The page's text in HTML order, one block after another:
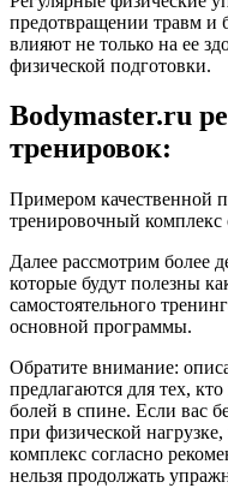
предотвращении травм и
влияют не только на ее
физической подготовки.
Bodymaster.ru
тренировок:
Примером качественной
тренировочный
Далее рассмотрим более
которые будут полезны
самостоятельного
основной программы.
Обратите внимание:
предлагаются для тех,
болей в спине. Если вас
при физической
комплекс согласно
нельзя продолжать